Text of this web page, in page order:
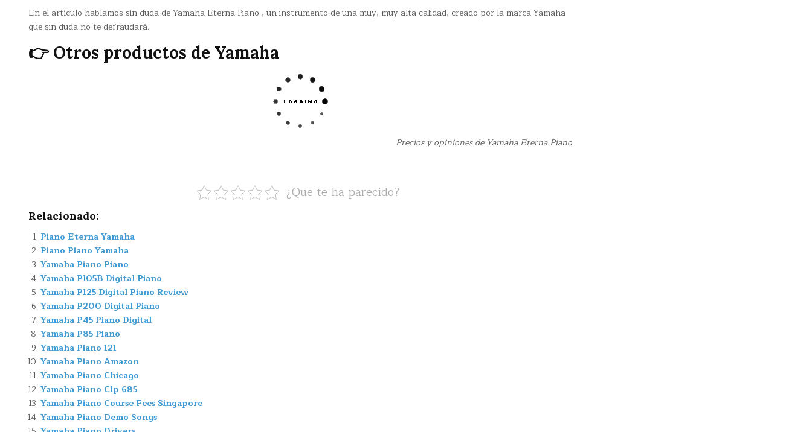
En el artículo hablamos sin duda de Yamaha Eterna Piano , un instrumento de una muy, muy alta calidad, creado por la marca Yamaha
que sin duda no te defraudará.
👉 Otros productos de Yamaha
Precios y opiniones de Yamaha Eterna Piano
¿Que te ha parecido?
Relacionado:
Piano Eterna Yamaha
Piano Piano Yamaha
Yamaha Piano Piano
Yamaha P105B Digital Piano
Yamaha P125 Digital Piano Review
Yamaha P200 Digital Piano
Yamaha P45 Piano Digital
Yamaha P85 Piano
Yamaha Piano 121
Yamaha Piano Amazon
Yamaha Piano Chicago
Yamaha Piano Clp 685
Yamaha Piano Course Fees Singapore
Yamaha Piano Demo Songs